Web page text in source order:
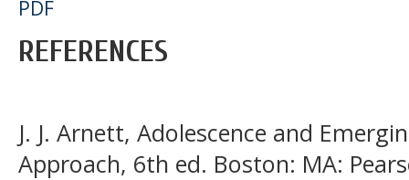
PDF
REFERENCES
J. J. Arnett, Adolescence and
Approach, 6th ed. Boston: MA: